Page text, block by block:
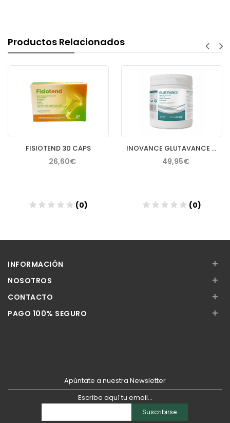
Productos Relacionados
FISIOTEND 30 CAPS
26,60€
(0)
INOVANCE GLUTAVANCE 400GR
49,95€
(0)
INFORMACIÓN +
NOSOTROS +
CONTACTO +
PAGO 100% SEGURO +
Apúntate a nuestra Newsletter
Escribe aquí tu email...
Suscribirse